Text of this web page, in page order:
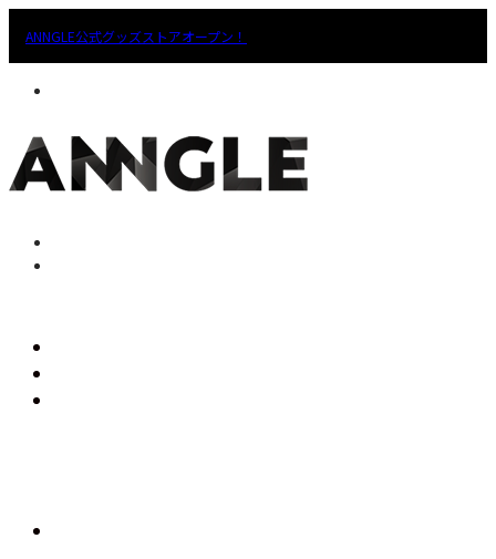
ANNGLE公式グッズストアオープン！